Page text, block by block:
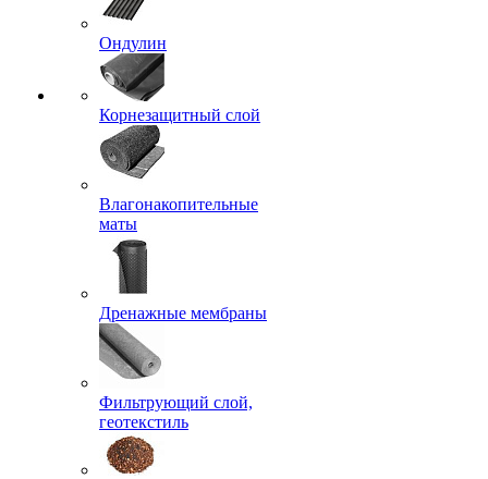
Ондулин
Корнезащитный слой
Влагонакопительные
маты
Дренажные мембраны
Фильтрующий слой,
геотекстиль